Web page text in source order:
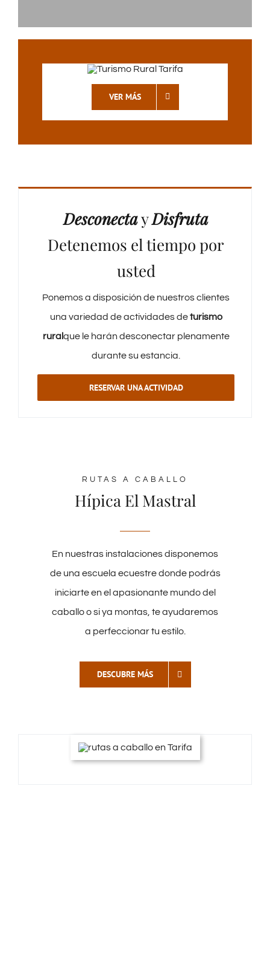
VER MÁS
DesconectayDisfruta
Detenemos el tiempo por
usted
Ponemos a disposición de nuestros clientes
una variedad de actividades deturismo
ruralque le harán desconectar plenamente
durante su estancia.
RESERVAR UNA ACTIVIDAD
RUTAS A CABALLO
Hípica El Mastral
En nuestras instalaciones disponemos
de una escuela ecuestre donde podrás
iniciarte en el apasionante mundo del
caballo o si ya montas, te ayudaremos
a perfeccionar tu estilo.
DESCUBRE MÁS